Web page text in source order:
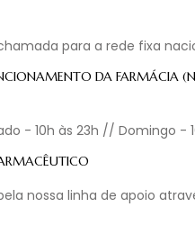
para a rede fixa
DA FARMÁCIA
- 10h às 23h // Domingo -
nossa linha de apoio